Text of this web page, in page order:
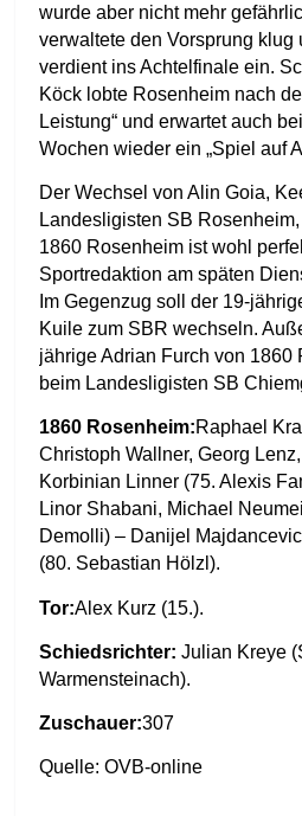
wurde aber nicht mehr
verwaltete den Vorsprung klug
verdient ins Achtelfinale ein.
Köck lobte Rosenheim nach
Leistung“ und erwartet auch
Wochen wieder ein „Spiel auf
Der Wechsel von Alin Goia,
Landesligisten SB
1860 Rosenheim ist wohl
Sportredaktion am späten
Im Gegenzug soll der 19-
Kuile zum SBR wechseln.
jährige Adrian Furch von 1860
beim Landesligisten SB
1860 Rosenheim:Raphael
Christoph Wallner, Georg
Korbinian Linner (75. Alexis
Linor Shabani, Michael
Demolli) – Danijel
(80. Sebastian Hölzl).
Tor:Alex Kurz (15.).
Schiedsrichter: Julian Kreye
Warmensteinach).
Zuschauer:307
Quelle: OVB-online